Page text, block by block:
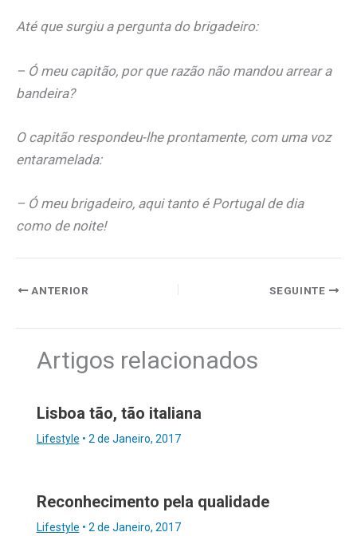
Até que surgiu a pergunta do brigadeiro:
– Ó meu capitão, por que razão não mandou arrear a
bandeira?
O capitão respondeu-lhe prontamente, com uma voz
entaramelada:
– Ó meu brigadeiro, aqui tanto é Portugal de dia
como de noite!
ANTERIOR SEGUINTE
Artigos relacionados
Lisboa tão, tão italiana
Lifestyle • 2 de Janeiro, 2017
Reconhecimento pela qualidade
Lifestyle • 2 de Janeiro, 2017